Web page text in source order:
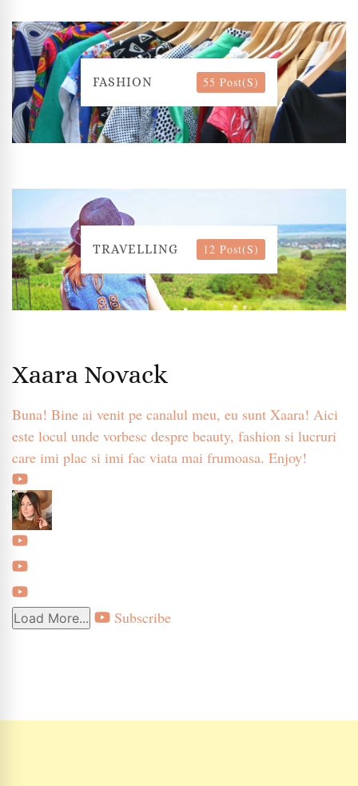
FASHION 55 Post(s)
TRAVELLING 12 Post(s)
Xaara Novack
Buna! Bine ai venit pe canalul meu, eu sunt Xaara! Aici
este locul unde vorbesc despre beauty, fashion si lucruri
care imi plac si imi fac viata mai frumoasa. Enjoy!
Load More... Subscribe